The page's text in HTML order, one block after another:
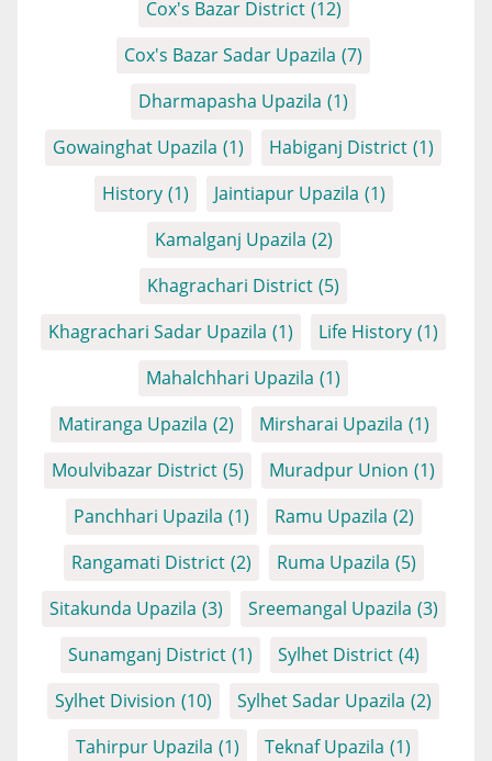
Cox's Bazar District (12)
Cox's Bazar Sadar Upazila (7)
Dharmapasha Upazila (1)
Gowainghat Upazila (1) Habiganj District (1)
History (1) Jaintiapur Upazila (1)
Kamalganj Upazila (2)
Khagrachari District (5)
Khagrachari Sadar Upazila (1) Life History (1)
Mahalchhari Upazila (1)
Matiranga Upazila (2) Mirsharai Upazila (1)
Moulvibazar District (5) Muradpur Union (1)
Panchhari Upazila (1) Ramu Upazila (2)
Rangamati District (2) Ruma Upazila (5)
Sitakunda Upazila (3) Sreemangal Upazila (3)
Sunamganj District (1) Sylhet District (4)
Sylhet Division (10) Sylhet Sadar Upazila (2)
Tahirpur Upazila (1) Teknaf Upazila (1)